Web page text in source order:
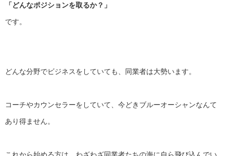
「どんなポジションを取るか？」
です。
どんな分野でビジネスをしていても、同業者は大勢います。
コーチやカウンセラーをしていて、 今どきブルーオーシャンなんて
あり得ません。
これから始める方は、 わざわざ同業者たちの海に自ら飛び込んでい